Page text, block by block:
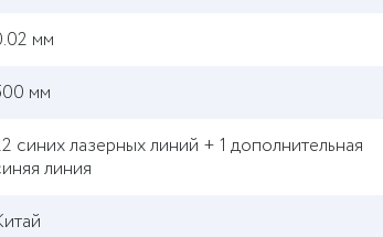
мм
мм
синих лазерных линий + 1 дополнительная
линия